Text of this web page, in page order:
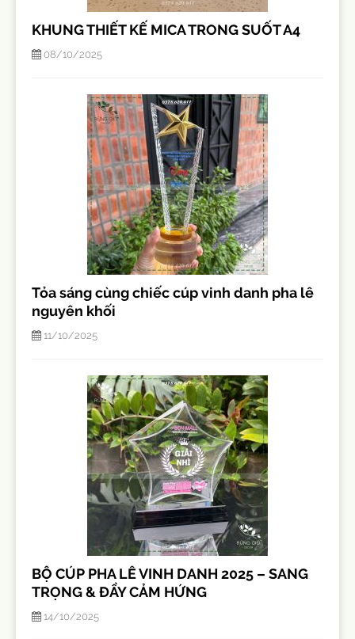
KHUNG THIẾT KẾ MICA TRONG SUỐT A4
08/10/2025
Tỏa sáng cùng chiếc cúp vinh danh pha lê
nguyên khối
11/10/2025
BỘ CÚP PHA LÊ VINH DANH 2025 – SANG
TRỌNG & ĐẦY CẢM HỨNG
14/10/2025